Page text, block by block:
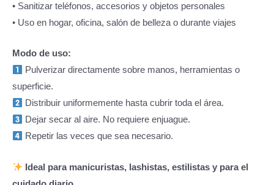
• Sanitizar teléfonos, accesorios y objetos personales
• Uso en hogar, oficina, salón de belleza o durante viajes
Modo de uso:
Pulverizar directamente sobre manos, herramientas o
superficie.
Distribuir uniformemente hasta cubrir toda el área.
Dejar secar al aire. No requiere enjuague.
Repetir las veces que sea necesario.
Ideal para manicuristas, lashistas, estilistas y para el